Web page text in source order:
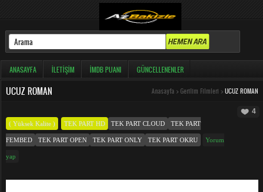
ANASAYFA İLETIŞIM İMDB PUANI GÜNCELLENENLER
UCUZ ROMAN Anasayfa > Gerilim Filmleri > UCUZ ROMAN
4
( Yüksek Kalite ) TEK PART HD TEK PART CLOUD TEK PART
FEMBED TEK PART OPEN TEK PART ONLY TEK PART OKRU Yorum
yap